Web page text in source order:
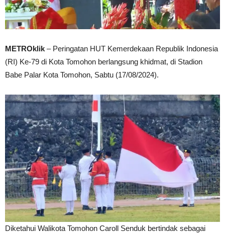
METROklik – Peringatan HUT Kemerdekaan Republik Indonesia
(RI) Ke-79 di Kota Tomohon berlangsung khidmat, di Stadion
Babe Palar Kota Tomohon, Sabtu (17/08/2024).
Diketahui Walikota Tomohon Caroll Senduk bertindak sebagai